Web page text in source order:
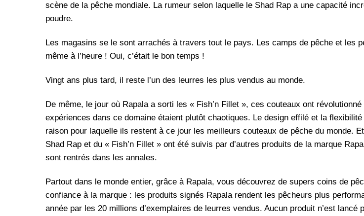
scène de la pêche mondiale. La rumeur selon laquelle le Shad Rap a une capacité
poudre.
Les magasins se le sont arrachés à travers tout le pays. Les camps de pêche et les
même à l’heure ! Oui, c’était le bon temps !
Vingt ans plus tard, il reste l’un des leurres les plus vendus au monde.
De même, le jour où Rapala a sorti les « Fish’n Fillet », ces couteaux ont
expériences dans ce domaine étaient plutôt chaotiques. Le design effilé et la
raison pour laquelle ils restent à ce jour les meilleurs couteaux de pêche du monde.
Shad Rap et du « Fish’n Fillet » ont été suivis par d’autres produits de la marque
sont rentrés dans les annales.
Partout dans le monde entier, grâce à Rapala, vous découvrez de supers coins de
confiance à la marque : les produits signés Rapala rendent les pêcheurs plus
année par les 20 millions d’exemplaires de leurres vendus. Aucun produit n’est